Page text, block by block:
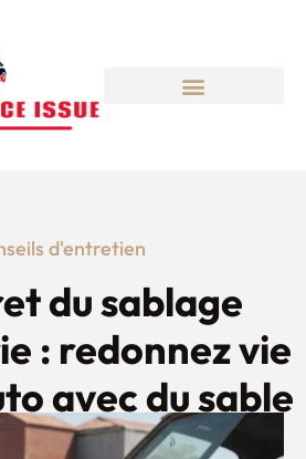
d'entretien
du sablage
: redonnez vie
avec du sable